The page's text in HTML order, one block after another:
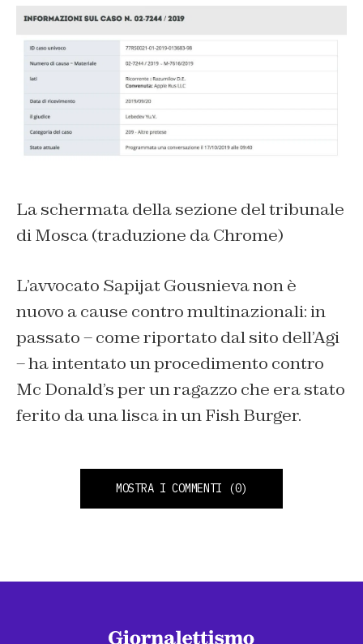
La schermata della sezione del tribunale
di Mosca (traduzione da Chrome)
L’avvocato Sapijat Gousnieva non è
nuovo a cause contro multinazionali: in
passato – come riportato dal sito dell’Agi
– ha intentato un procedimento contro
Mc Donald’s per un ragazzo che era stato
ferito da una lisca in un Fish Burger.
MOSTRA I COMMENTI (0)